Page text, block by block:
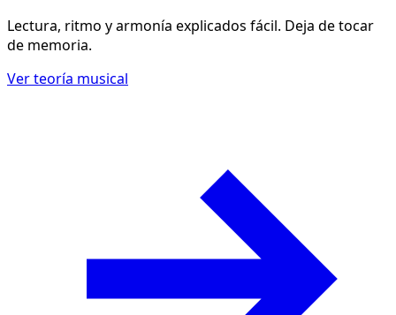
Lectura, ritmo y armonía explicados fácil. Deja de tocar
de memoria.
Ver teoría musical